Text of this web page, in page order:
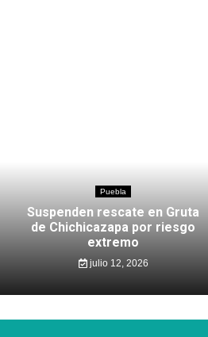
Puebla
Suspenden rescate en Gruta
de Chichicazapa por riesgo
extremo
julio 12, 2026